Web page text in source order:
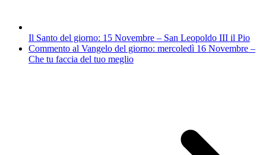
Il Santo del giorno: 15 Novembre – San Leopoldo III il Pio
Commento al Vangelo del giorno: mercoledì 16 Novembre –
Che tu faccia del tuo meglio